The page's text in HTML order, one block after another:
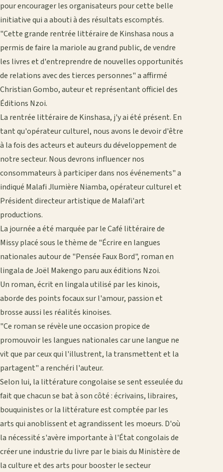
pour encourager les organisateurs pour cette belle
initiative qui a abouti à des résultats escomptés.
"Cette grande rentrée littéraire de Kinshasa nous a
permis de faire la mariole au grand public, de vendre
les livres et d'entreprendre de nouvelles opportunités
de relations avec des tierces personnes" a affirmé
Christian Gombo, auteur et représentant officiel des
Éditions Nzoi.
La rentrée littéraire de Kinshasa, j'y ai été présent. En
tant qu'opérateur culturel, nous avons le devoir d'être
à la fois des acteurs et auteurs du développement de
notre secteur. Nous devrons influencer nos
consommateurs à participer dans nos événements" a
indiqué Malafi Jlumière Niamba, opérateur culturel et
Président directeur artistique de Malafi'art
productions.
La journée a été marquée par le Café littéraire de
Missy placé sous le thème de "Écrire en langues
nationales autour de "Pensée Faux Bord", roman en
lingala de Joël Makengo paru aux éditions Nzoi.
Un roman, écrit en lingala utilisé par les kinois,
aborde des points focaux sur l'amour, passion et
brosse aussi les réalités kinoises.
"Ce roman se révèle une occasion propice de
promouvoir les langues nationales car une langue ne
vit que par ceux qui l'illustrent, la transmettent et la
partagent" a renchéri l'auteur.
Selon lui, la littérature congolaise se sent esseulée du
fait que chacun se bat à son côté : écrivains, libraires,
bouquinistes or la littérature est comptée par les
arts qui anoblissent et agrandissent les moeurs. D'où
la nécessité s'avère importante à l'État congolais de
créer une industrie du livre par le biais du Ministère de
la culture et des arts pour booster le secteur